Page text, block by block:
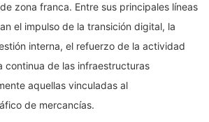
zona franca. Entre sus principales líneas
el impulso de la transición digital, la
interna, el refuerzo de la actividad
continua de las infraestructuras
aquellas vinculadas al
de mercancías.